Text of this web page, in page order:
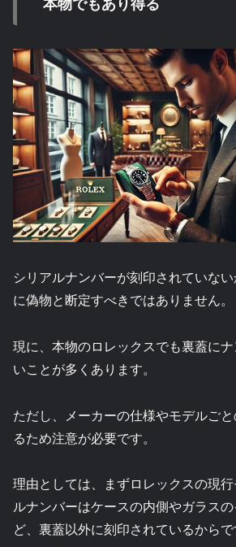
シリアルナンバーが刻印されていな
に偽物と断定すべきではありません。
現に、本物のロレックスでも裏蓋に
いことが多くあります。
ただし、メーカーの仕様やモデルご
るため注意が必要です。
理由としては、まずロレックスの現
ルナンバーはケースの内側やガラス
ど、裏蓋以外に刻印されているからで